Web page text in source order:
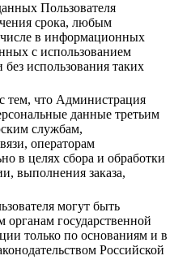
Пользователя
срока, любым
в информационных
с использованием
использования таких
тем, что Администрация
данные третьим
службам,
операторам
в целях сбора и обработки
выполнения заказа,
могут быть
государственной
только по основаниям и в
Российской